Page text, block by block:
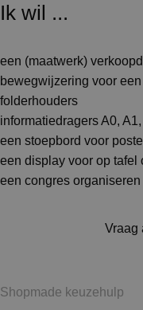
Ik wil ...
een (maatwerk)
bewegwijzering voor
folderhouders
informatiedragers A0,
een stoepbord voor
een display voor op tafel
een congres organiseren
Vraag
Shopmade keuzehulp